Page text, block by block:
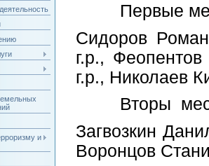
и
Первые
Сидоров
г.р.,
г.р., Николаев
Вторы
Загвозкин
Воронцов